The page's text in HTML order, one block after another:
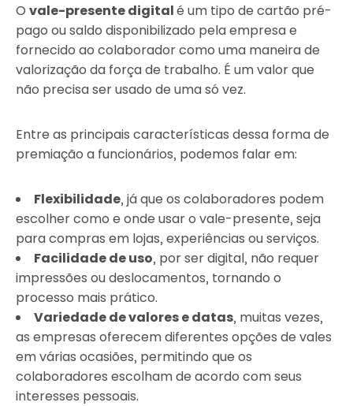
O vale-presente digitalé um tipo de cartão pré-
pago ou saldo disponibilizado pela empresa e
fornecido ao colaborador como uma maneira de
valorização da força de trabalho. É um valor que
não precisa ser usado de uma só vez.
Entre as principais características dessa forma de
premiação a funcionários, podemos falar em:
Flexibilidade, já que os colaboradores podem
escolher como e onde usar o vale-presente, seja
para compras em lojas, experiências ou serviços.
Facilidade de uso, por ser digital, não requer
impressões ou deslocamentos, tornando o
processo mais prático.
Variedade de valores e datas, muitas vezes,
as empresas oferecem diferentes opções de vales
em várias ocasiões, permitindo que os
colaboradores escolham de acordo com seus
interesses pessoais.